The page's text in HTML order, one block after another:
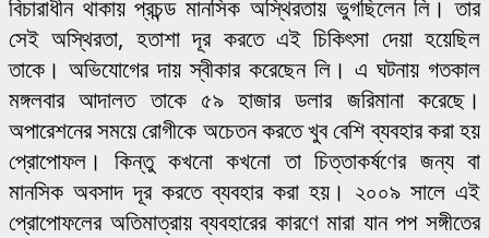
বিচারাধীন থাকায় প্রচন্ড মানসিক অস্থিরতায় ভুগছিলেন লি। তার
সেই অস্থিরতা, হতাশা দূর করতে এই চিকিৎসা দেয়া হয়েছিল
তাকে। অভিযোগের দায় স্বীকার করেছেন লি। এ ঘটনায় গতকাল
মঙ্গলবার আদালত তাকে ৫৯ হাজার ডলার জরিমানা করেছে।
অপারেশনের সময়ে রোগীকে অচেতন করতে খুব বেশি ব্যবহার করা হয়
প্রোপোফল। কিন্তু কখনো কখনো তা চিত্তাকর্ষণের জন্য বা
মানসিক অবসাদ দূর করতে ব্যবহার করা হয়। ২০০৯ সালে এই
প্রোপোফলের অতিমাত্রায় ব্যবহারের কারণে মারা যান পপ সঙ্গীতের